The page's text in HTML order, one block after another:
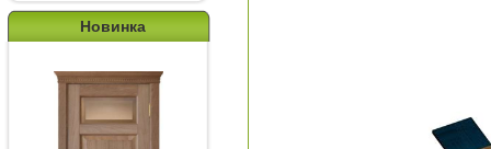
Новинка